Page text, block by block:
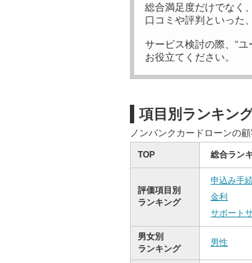
総合満足度だけでなく
口コミや評判といった
サービス検討の際、“
お役立てください。
項目別ランキン
ノンバンクカードローンの
TOP 総合ラン
評価項目別
ランキング
申込み手
金利
サポート
男女別
ランキング
男性